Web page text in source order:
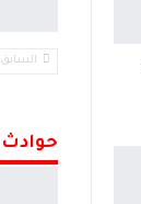
السابق
حوادث